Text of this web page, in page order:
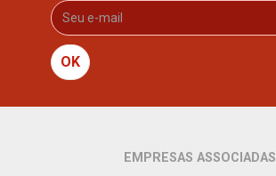
OK
EMPRESAS ASSOCIADAS